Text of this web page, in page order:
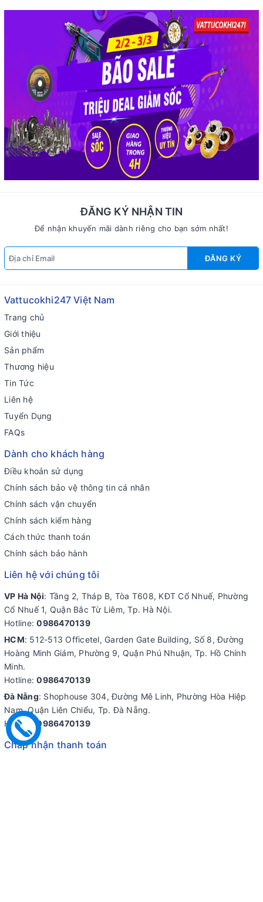
ĐĂNG KÝ NHẬN TIN
Để nhận khuyến mãi dành riêng cho bạn sớm nhất!
ĐĂNG KÝ
Vattucokhi247 Việt Nam
Trang chủ
Giới thiệu
Sản phẩm
Thương hiệu
Tin Tức
Liên hệ
Tuyển Dụng
FAQs
Dành cho khách hàng
Điều khoản sử dụng
Chính sách bảo vệ thông tin cá nhân
Chính sách vận chuyển
Chính sách kiểm hàng
Cách thức thanh toán
Chính sách bảo hành
Liên hệ với chúng tôi
VP Hà Nội: Tầng 2, Tháp B, Tòa T608, KĐT Cổ Nhuế, Phường
Cổ Nhuế 1, Quận Bắc Từ Liêm, Tp. Hà Nội.
Hotline:0986470139
HCM: 512-513 Officetel, Garden Gate Building, Số 8, Đường
Hoàng Minh Giám, Phường 9, Quận Phú Nhuận, Tp. Hồ Chính
Minh.
Hotline:0986470139
Đà Nẵng: Shophouse 304, Đường Mê Linh, Phường Hòa Hiệp
Nam, Quận Liên Chiểu, Tp. Đà Nẵng.
Hotline: 0986470139
Chấp nhận thanh toán